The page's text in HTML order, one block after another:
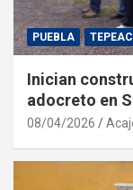
PUEBLA
Inician
adocreto en
08/04/2026